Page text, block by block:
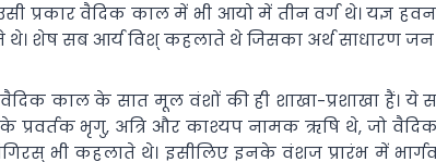
प्रकार वैदिक काल में भी आयो में तीन वर्ग थे। यज्ञ
थे। शेष सब आर्य विश् कहलाते थे जिसका अर्थ साधारण जन
काल के सात मूल वंशों की ही शाखा-प्रशाखा हैं।
प्रवर्तक भृगु, अत्रि और काश्यप नामक ऋषि थे, जो
भी कहलाते थे। इसीलिए इनके वंशज प्रारंभ में